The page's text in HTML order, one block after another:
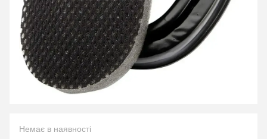
Немає в наявності